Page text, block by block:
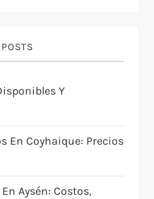
Y
En Coyhaique: Precios
Aysén: Costos,